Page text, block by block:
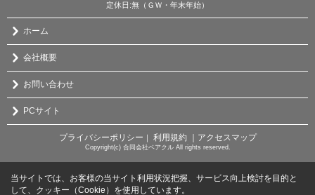
定休日:無（ＧＷ・年末年始）
ホーム
会社概要
お問い合わせ
PCサイト
プライバシーポリシー 利用規約 ｜アクセスマップ
Copyright(c) 合同会社ベアクル All rights reserved.
当サイトでは、お客様の当サイト利用状況把握、サービス向上検討を目的と
して、クッキー（Cookie）を使用しています。